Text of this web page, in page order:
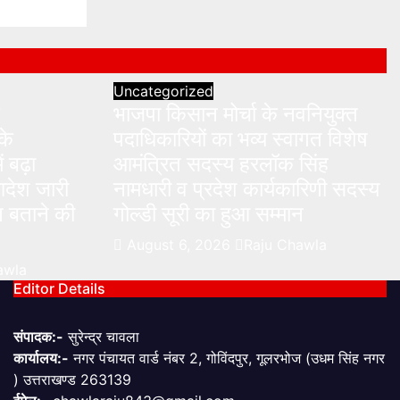
Uncategorized
Editor Details
संपादक:- सुरेन्द्र चावला
कार्यालय:- नगर पंचायत वार्ड नंबर 2, गोविंदपुर, गूलरभोज (उधम सिंह नगर
) उत्तराखण्ड 263139